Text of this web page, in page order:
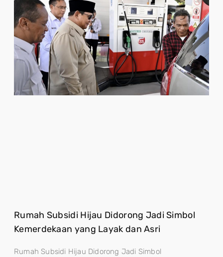
Rumah Subsidi Hijau Didorong Jadi Simbol
Kemerdekaan yang Layak dan Asri
Rumah Subsidi Hijau Didorong Jadi Simbol